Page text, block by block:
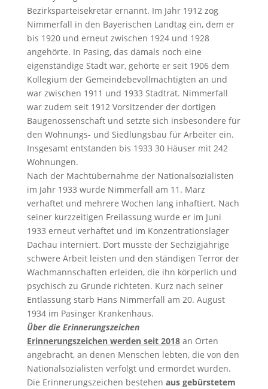
Bezirksparteisekretär ernannt. Im Jahr 1912 zog
Nimmerfall in den Bayerischen Landtag ein, dem er
bis 1920 und erneut zwischen 1924 und 1928
angehörte. In Pasing, das damals noch eine
eigenständige Stadt war, gehörte er seit 1906 dem
Kollegium der Gemeindebevollmächtigten an und
war zwischen 1911 und 1933 Stadtrat. Nimmerfall
war zudem seit 1912 Vorsitzender der dortigen
Baugenossenschaft und setzte sich insbesondere für
den Wohnungs- und Siedlungsbau für Arbeiter ein.
Insgesamt entstanden bis 1933 30 Häuser mit 242
Wohnungen.
Nach der Machtübernahme der Nationalsozialisten
im Jahr 1933 wurde Nimmerfall am 11. März
verhaftet und mehrere Wochen lang inhaftiert. Nach
seiner kurzzeitigen Freilassung wurde er im Juni
1933 erneut verhaftet und im Konzentrationslager
Dachau interniert. Dort musste der Sechzigjährige
schwere Arbeit leisten und den ständigen Terror der
Wachmannschaften erleiden, die ihn körperlich und
psychisch zu Grunde richteten. Kurz nach seiner
Entlassung starb Hans Nimmerfall am 20. August
1934 im Pasinger Krankenhaus.
Über die Erinnerungszeichen
Erinnerungszeichen werden seit 2018an Orten
angebracht, an denen Menschen lebten, die von den
Nationalsozialisten verfolgt und ermordet wurden.
Die Erinnerungszeichen bestehen aus gebürstetem